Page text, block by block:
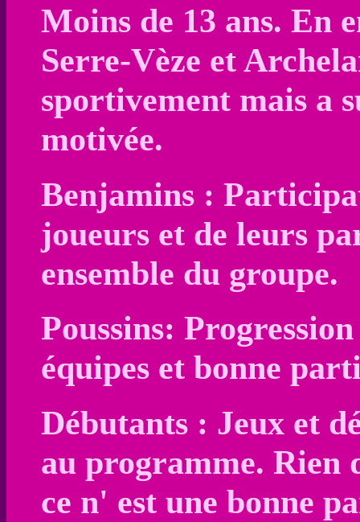
Moins de 13 ans. En
Serre-Vèze et
sportivement mais a
motivée.
Benjamins :
joueurs et de leurs
ensemble du groupe.
Poussins:
équipes et bonne
Débutants : Jeux et
au programme. Rien
ce n' est une bonne